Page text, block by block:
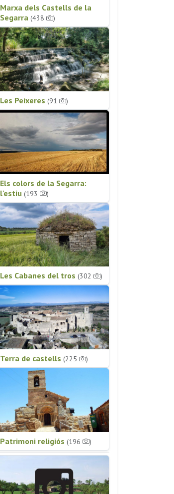
Marxa dels Castells de la
Segarra (438 )
Les Peixeres (91 )
Els colors de la Segarra:
l'estiu (193 )
Les Cabanes del tros (302 )
Terra de castells (225 )
Patrimoni religiós (196 )